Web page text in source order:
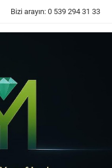
Bizi arayın: 0 539 294 31 33